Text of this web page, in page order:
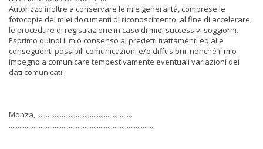
Autorizzo inoltre a conservare le mie generalità, comprese le
fotocopie dei miei documenti di riconoscimento, al fine di accelerare
le procedure di registrazione in caso di miei successivi soggiorni.
Esprimo quindi il mio consenso ai predetti trattamenti ed alle
conseguenti possibili comunicazioni e/o diffusioni, nonché il mio
impegno a comunicare tempestivamente eventuali variazioni dei
dati comunicati.
Monza, ......................................................
...................................................................................